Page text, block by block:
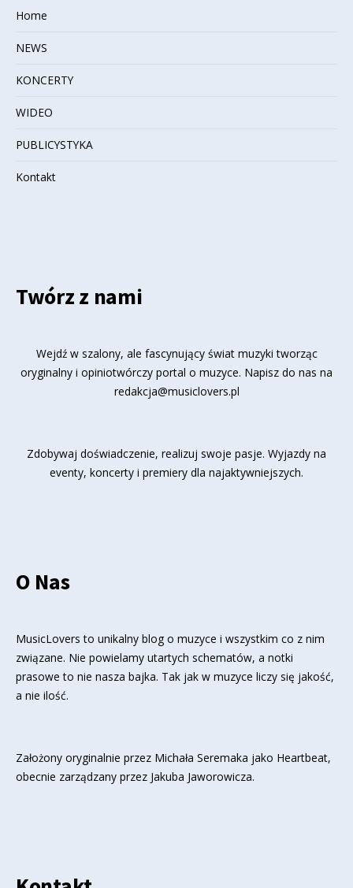
Home
NEWS
KONCERTY
WIDEO
PUBLICYSTYKA
Kontakt
Twórz z nami
Wejdź w szalony, ale fascynujący świat muzyki tworząc
oryginalny i opiniotwórczy portal o muzyce. Napisz do nas na
redakcja@musiclovers.pl
Zdobywaj doświadczenie, realizuj swoje pasje. Wyjazdy na
eventy, koncerty i premiery dla najaktywniejszych.
O Nas
MusicLovers to unikalny blog o muzyce i wszystkim co z nim
związane. Nie powielamy utartych schematów, a notki
prasowe to nie nasza bajka. Tak jak w muzyce liczy się jakość,
a nie ilość.
Założony oryginalnie przez Michała Seremaka jako Heartbeat,
obecnie zarządzany przez Jakuba Jaworowicza.